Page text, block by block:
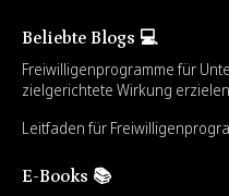
Beliebte Blogs 💻
Freiwilligenprogramme für
zielgerichtete Wirkung erzielen
Leitfaden für
E-Books 📚